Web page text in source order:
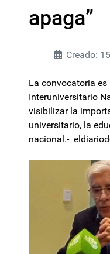
apaga”
Creado:
La convocatoria
Interuniversitario
visibilizar la
universitario, la
nacional.-